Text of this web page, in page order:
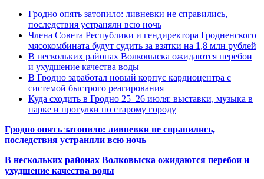
Гродно опять затопило: ливневки не справились,
последствия устраняли всю ночь
Члена Совета Республики и гендиректора Гродненского
мясокомбината будут судить за взятки на 1,8 млн рублей
В нескольких районах Волковыска ожидаются перебои
и ухудшение качества воды
В Гродно заработал новый корпус кардиоцентра с
системой быстрого реагирования
Куда сходить в Гродно 25–26 июля: выставки, музыка в
парке и прогулки по старому городу
Гродно опять затопило: ливневки не справились,
последствия устраняли всю ночь
В нескольких районах Волковыска ожидаются перебои и
ухудшение качества воды